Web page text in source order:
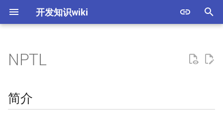
开发知识wiki
始
简介
NPTL
简介
镜像
HTTP
mysql
Elasticsearch
Go
缓存系统
系统设计入门
每个开发人员都应该了解
初中到大学的数学知识梳理
Jupyter
Go-Frameworks-Github-
编程
redis
mysql
NPTL
简介